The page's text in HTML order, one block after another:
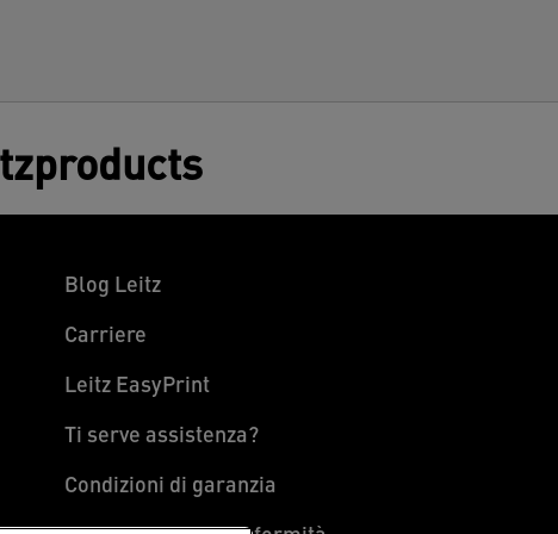
Blog Leitz
Carriere
Leitz EasyPrint
Ti serve assistenza?
Condizioni di garanzia